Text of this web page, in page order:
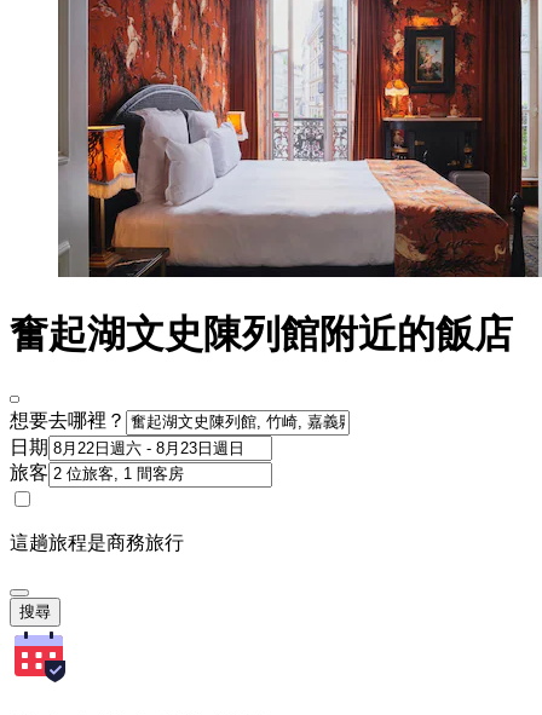
奮起湖文史陳列館附近的飯店
想要去哪裡？
日期
旅客
這趟旅程是商務旅行
搜尋